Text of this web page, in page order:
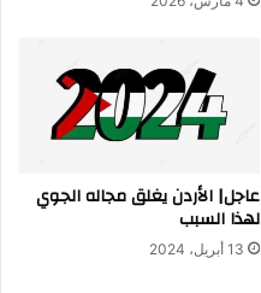
عاجل| الأردن يغلق مجاله الجوي
لهذا السبب
13 أبريل، 2024